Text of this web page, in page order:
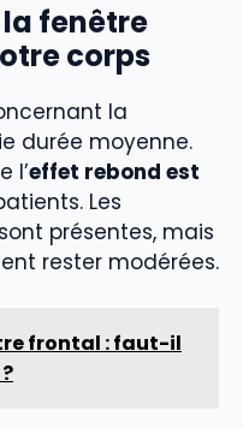
la fenêtre
corps
la
durée moyenne.
l’effet rebond est
Les
présentes, mais
rester modérées.
frontal : faut-il